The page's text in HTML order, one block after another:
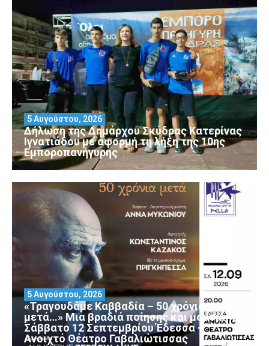
Δήλωση της Δημάρχου Σκύδρας Κατερίνας
Ιγνατιάδου με αφορμή τη λήξη της 10ης
Εμποροπανήγυρης
5 Αυγούστου, 2026
«Τραγουδάμε Καββαδία – 50 χρόνια
μετά…» Μια βραδιά ποίησης και μουσικής
Σάββατο 12 Σεπτεμβρίου Έδεσσα –
Ανοιχτό Θέατρο Γαβαλιώτισσας
5 Αυγούστου, 2026